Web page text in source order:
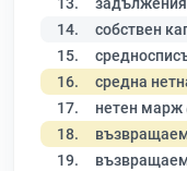
13.
14. собствен
15.
16. средна
17. нетен марж
18.
19.